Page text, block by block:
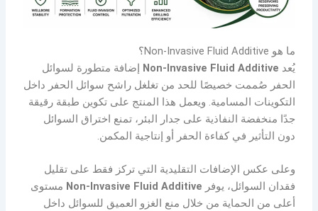
ما هو Non-Invasive Fluid Additive؟
يُعد Non-Invasive Fluid Additive إضافة متطورة لسوائل
الحفر صُممت خصيصًا للحد من تغلغل راشح سوائل الحفر داخل
التكوينات المسامية. ويعمل هذا المنتج على تكوين طبقة رقيقة
جدًا منخفضة النفاذية على جدار البئر، تمنع اختراق السوائل
دون التأثير في كفاءة الحفر أو إنتاجية المكمن.
وعلى عكس الإضافات التقليدية التي تركز فقط على تقليل
فقدان السوائل، يوفر Non-Invasive Fluid Additive مستوى
أعلى من الحماية من خلال منع الغزو العميق للسوائل داخل